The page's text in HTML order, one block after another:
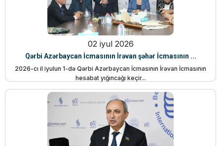
02 iyul 2026
Qərbi Azərbaycan İcmasının İrəvan şəhər İcmasının ...
2026-cı il iyulun 1-də Qərbi Azərbaycan İcmasının İrəvan İcmasının
hesabat yığıncağı keçir...